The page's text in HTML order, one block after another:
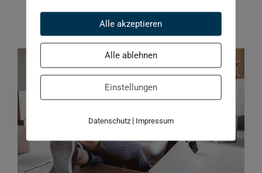
>> mehr erfahren
Alle akzeptieren
Alle ablehnen
Einstellungen
Datenschutz| Impressum